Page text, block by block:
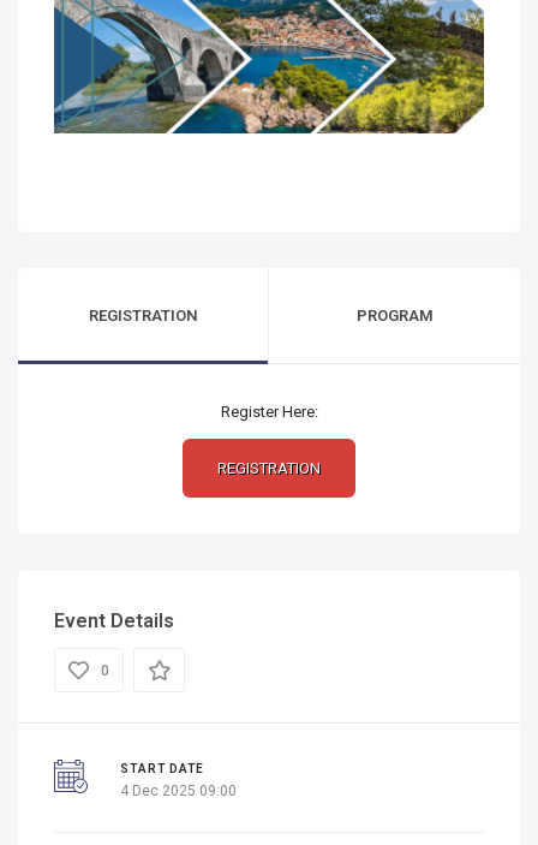
REGISTRATION PROGRAM
Register Here:
REGISTRATION
Event Details
0
START DATE
4 Dec 2025 09:00